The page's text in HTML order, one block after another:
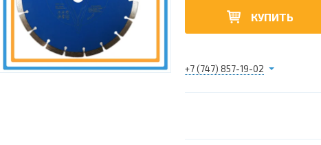
КУПИТЬ
+7 (747) 857-19-02